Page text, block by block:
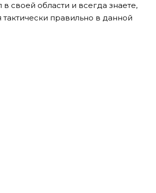
своей области и всегда знаете,
тактически правильно в данной